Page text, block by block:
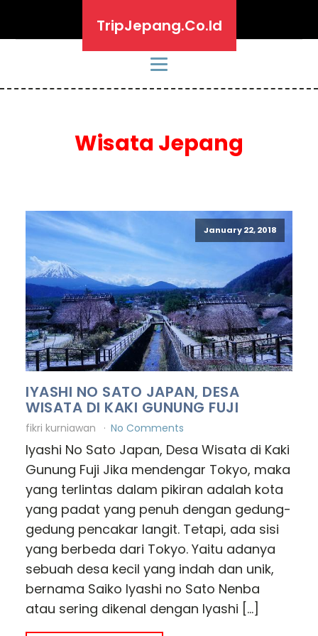
TripJepang.Co.Id
Wisata Jepang
January 22, 2018
IYASHI NO SATO JAPAN, DESA
WISATA DI KAKI GUNUNG FUJI
fikri kurniawan No Comments
Iyashi No Sato Japan, Desa Wisata di Kaki
Gunung Fuji Jika mendengar Tokyo, maka
yang terlintas dalam pikiran adalah kota
yang padat yang penuh dengan gedung-
gedung pencakar langit. Tetapi, ada sisi
yang berbeda dari Tokyo. Yaitu adanya
sebuah desa kecil yang indah dan unik,
bernama Saiko Iyashi no Sato Nenba
atau sering dikenal dengan Iyashi […]